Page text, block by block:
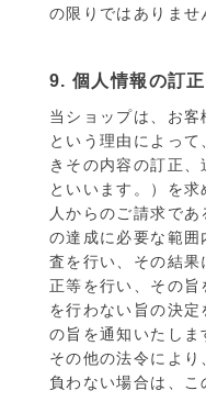
の限りではありませ
9. 個人情報の訂
当ショップは、お
という理由によっ
きその内容の訂正、
といいます。）を
人からのご請求で
の達成に必要な範囲
査を行い、その結
正等を行い、その
を行わない旨の決
の旨を通知いたし
その他の法令によ
負わない場合は、こ